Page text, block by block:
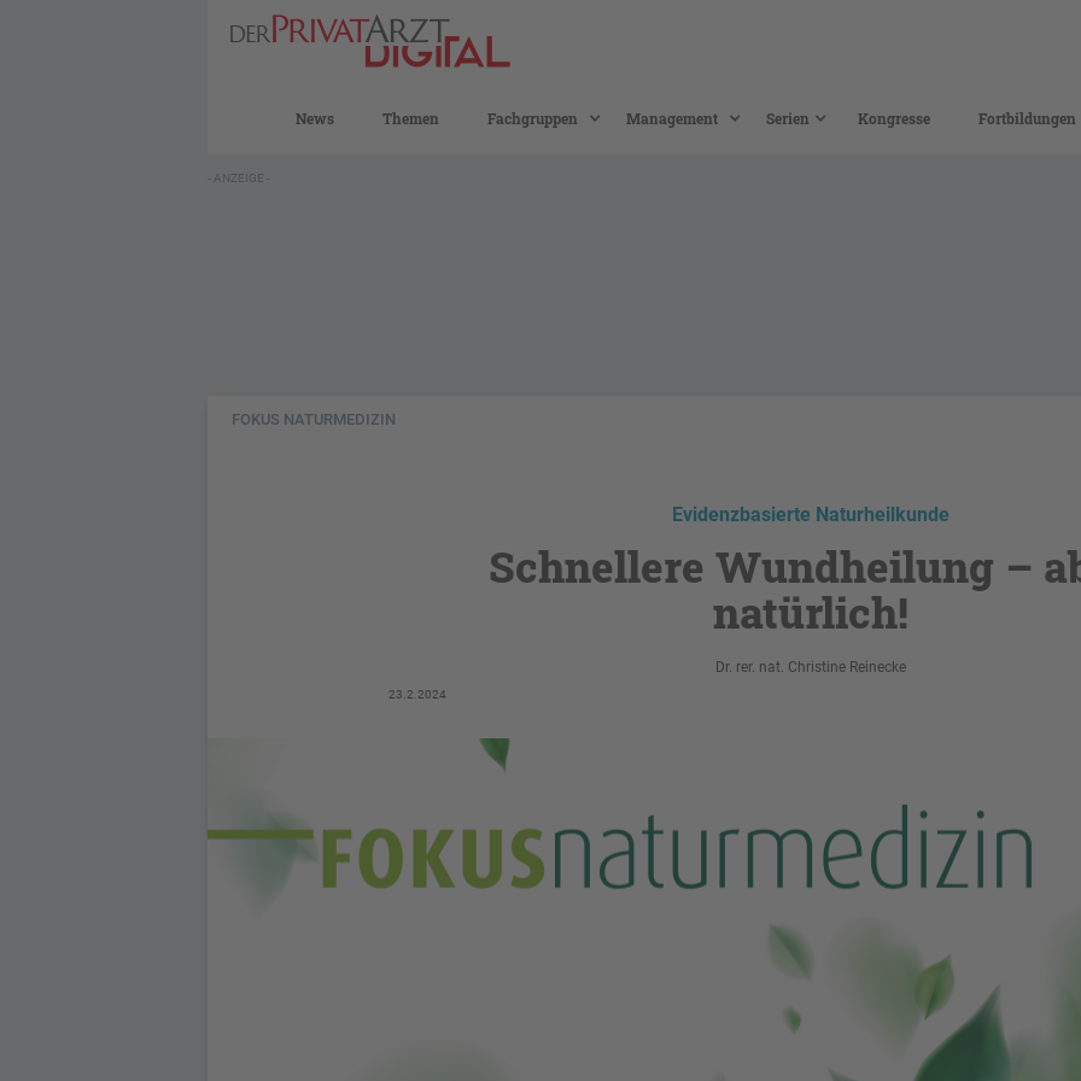
News Themen Fachgruppen Management Serien Kongresse Fortbildungen
- ANZEIGE -
FOKUS NATURMEDIZIN
Evidenzbasierte Naturheilkunde
Schnellere Wundheilung –
natürlich!
Dr. rer. nat. Christine Reinecke
23.2.2024